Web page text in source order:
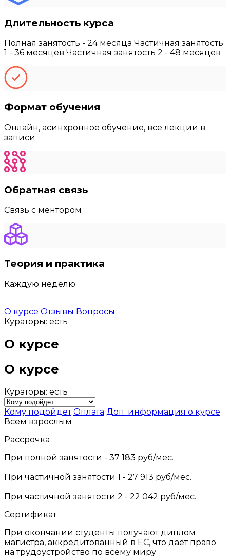
Длительность курса
Полная занятость - 24 месяца Частичная занятость
1 - 36 месяцев Частичная занятость 2 - 48 месяцев
Формат обучения
Онлайн, асинхронное обучение, все лекции в
записи
Обратная связь
Связь с ментором
Теория и практика
Каждую неделю
О курсе Отзывы Вопросы
Кураторы: есть
О курсе
О курсе
Кураторы: есть
Кому подойдет Оплата Доп. информация о курсе
Всем взрослым
Рассрочка
При полной занятости - 37 183 руб/мес.
При частичной занятости 1 - 27 913 руб/мес.
При частичной занятости 2 - 22 042 руб/мес.
Сертификат
При окончании студенты получают диплом
магистра, аккредитованный в ЕС, что дает право
на трудоустройство по всему миру